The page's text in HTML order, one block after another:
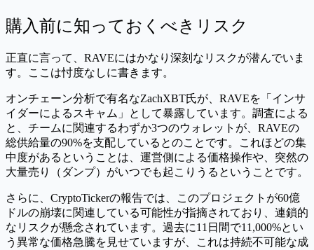
購入前に知っておくべきリスク
正直に言って、RAVEにはかなり深刻なリスクが潜んでいま
す。ここは忖度なしに書きます。
オンチェーン分析で有名なZachXBT氏が、RAVEを「インサ
イダーによるスキャム」として暴露しています。調査による
と、チームに関連するわずか3つのウォレットが、RAVEの
総供給量の90%を支配しているとのことです。これほどの集
中度があるということは、運営側による価格操作や、突然の
大量売り（ダンプ）がいつでも起こりうるということです。
さらに、CryptoTickerの報告では、このプロジェクトが60億
ドルの崩壊に関連している可能性が指摘されており、連鎖的
なリスクが懸念されています。過去に11日間で11,000%とい
う異常な価格急騰を見せていますが、これは持続不可能な成